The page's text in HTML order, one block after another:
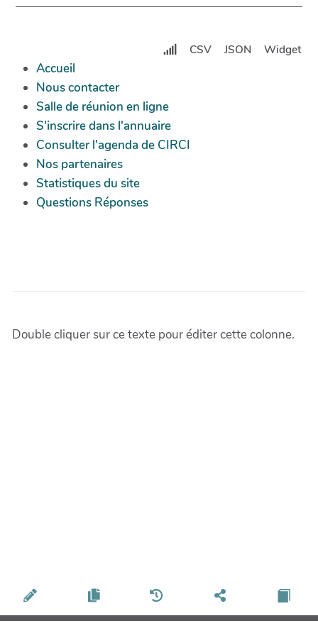
CSV JSON Widget
Accueil
Nous contacter
Salle de réunion en ligne
S'inscrire dans l'annuaire
Consulter l'agenda de CIRCI
Nos partenaires
Statistiques du site
Questions Réponses
Double cliquer sur ce texte pour éditer cette colonne.